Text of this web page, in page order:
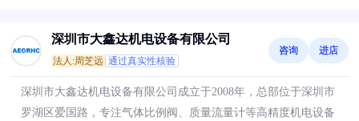
深圳市大鑫达机电设备有限公司
法人:周芝远 通过真实性核验
咨询 进店
深圳市大鑫达机电设备有限公司成立于2008年，总部位于深圳市
罗湖区爱国路，专注气体比例阀、质量流量计等高精度机电设备